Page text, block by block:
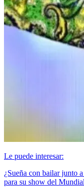
Le puede interesar:
¿Sueña con bailar junto
para su show del